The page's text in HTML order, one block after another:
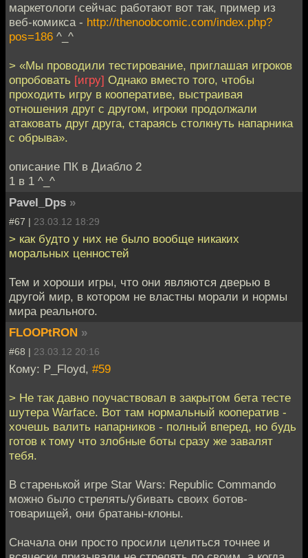
маркетологи сейчас работают вот так, пример из
веб-комикса - http://thenoobcomic.com/index.php?
pos=186 ^_^
> «Мы проводили тестирование, приглашая игроков
опробовать [игру] Однако вместо того, чтобы
проходить игру в кооперативе, выстраивая
отношения друг с другом, игроки продолжали
атаковать друг друга, стараясь столкнуть напарника
с обрыва».
описание ПК в Диабло 2
1 в 1 ^_^
Pavel_Dps »
#67 | 23.03.12 18:29
> как будто у них не было вообще никаких
моральных ценностей
Тем и хороши игры, что они являются дверью в
другой мир, в котором не властны морали и нормы
мира реального.
FLOOPtRON »
#68 | 23.03.12 20:16
Кому: P_Floyd, #59
> Не так давно поучаствовал в закрытом бета тесте
шутера Warface. Вот там нормальный кооператив -
хочешь валить напарников - полный вперед, но будь
готов к тому что злобные боты сразу же завалят
тебя.
В старенькой игре Star Wars: Republic Commando
можно было стрелять/убивать своих ботов-
товарищей, они братаны-клоны.
Сначала они просто просили целиться точнее и